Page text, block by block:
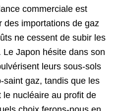
commerciale est
des importations de gaz
ne cessent de subir les
Japon hésite dans son
leurs sous-sols
saint gaz, tandis que les
nucléaire au profit de